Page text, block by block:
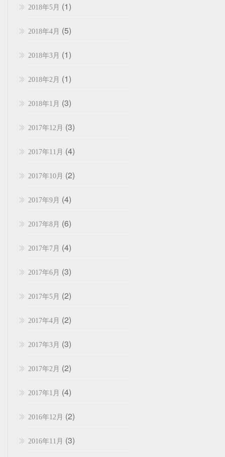
2018年5月 (1)
2018年4月 (5)
2018年3月 (1)
2018年2月 (1)
2018年1月 (3)
2017年12月 (3)
2017年11月 (4)
2017年10月 (2)
2017年9月 (4)
2017年8月 (6)
2017年7月 (4)
2017年6月 (3)
2017年5月 (2)
2017年4月 (2)
2017年3月 (3)
2017年2月 (2)
2017年1月 (4)
2016年12月 (2)
2016年11月 (3)